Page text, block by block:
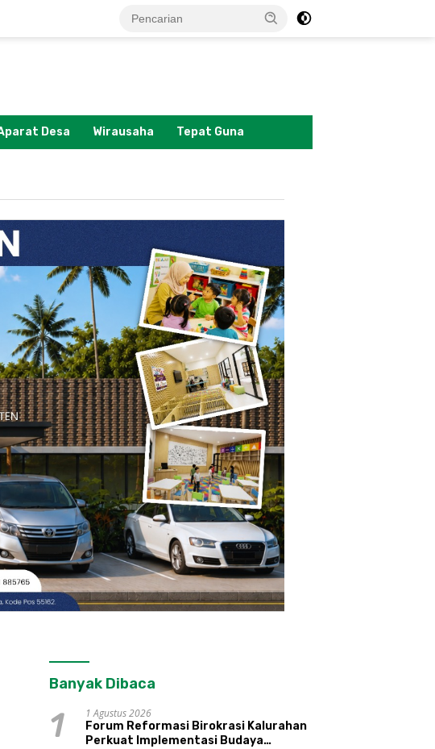
Desa Wirausaha Tepat Guna
Banyak Dibaca
1
1 Agustus 2026
Forum Reformasi Birokrasi Kalurahan
Perkuat Implementasi Budaya